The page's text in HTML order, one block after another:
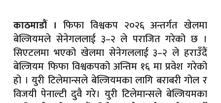
काठमाडौं । फिफा विश्वकप २०२६ अन्तर्गत खेलमा
बेल्जियमले सेनेगललाई ३–२ ले पराजित गरेको छ ।
सिएटलमा भएको खेलमा सेनेगललाई ३–२ ले हराउँदैं
बेल्जियम फिफा विश्वकपको अन्तिम १६ मा प्रवेश गरेको
हो । युरी टिलेमान्सले बेल्जियमका लागि बराबरी गोल र
विजयी पेनाल्टी दुवै गरे। युरी टिलेमान्सले बेल्जियमका